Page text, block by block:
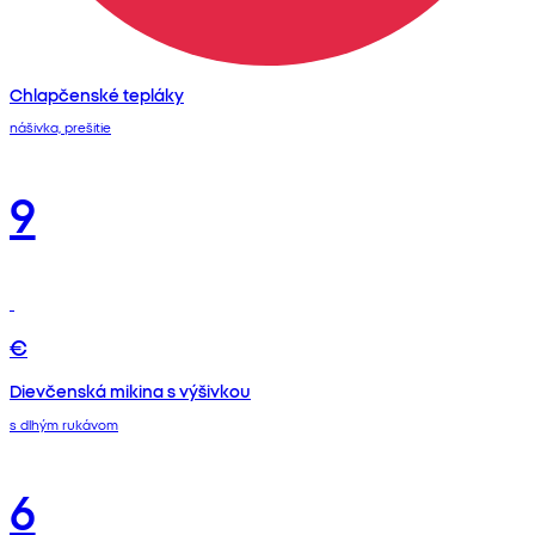
Chlapčenské tepláky
nášivka, prešitie
9
€
Dievčenská mikina s výšivkou
s dlhým rukávom
6